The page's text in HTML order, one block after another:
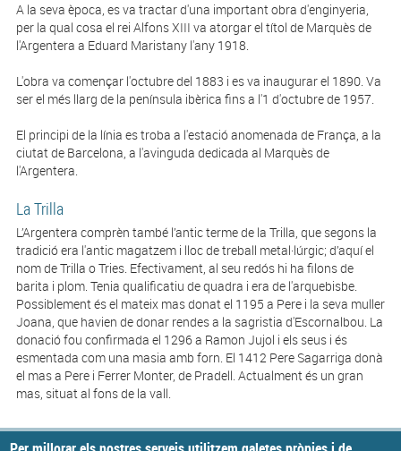
A la seva època, es va tractar d'una important obra d'enginyeria,
per la qual cosa el rei Alfons XIII va atorgar el títol de Marquès de
l'Argentera a Eduard Maristany l'any 1918.
L'obra va començar l'octubre del 1883 i es va inaugurar el 1890. Va
ser el més llarg de la península ibèrica fins a l'1 d'octubre de 1957.
El principi de la línia es troba a l'estació anomenada de França, a la
ciutat de Barcelona, a l'avinguda dedicada al Marquès de
l'Argentera.
La Trilla
L’Argentera comprèn també l’antic terme de la Trilla, que segons la
tradició era l'antic magatzem i lloc de treball metal·lúrgic; d’aquí el
nom de Trilla o Tries. Efectivament, al seu redós hi ha filons de
barita i plom. Tenia qualificatiu de quadra i era de l'arquebisbe.
Possiblement és el mateix mas donat el 1195 a Pere i la seva muller
Joana, que havien de donar rendes a la sagristia d'Escornalbou. La
donació fou confirmada el 1296 a Ramon Jujol i els seus i és
esmentada com una masia amb forn. El 1412 Pere Sagarriga donà
el mas a Pere i Ferrer Monter, de Pradell. Actualment és un gran
mas, situat al fons de la vall.